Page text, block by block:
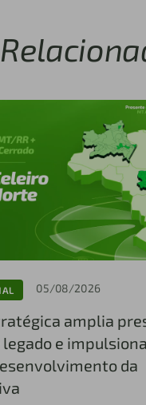
05/08/2026
amplia
e
da